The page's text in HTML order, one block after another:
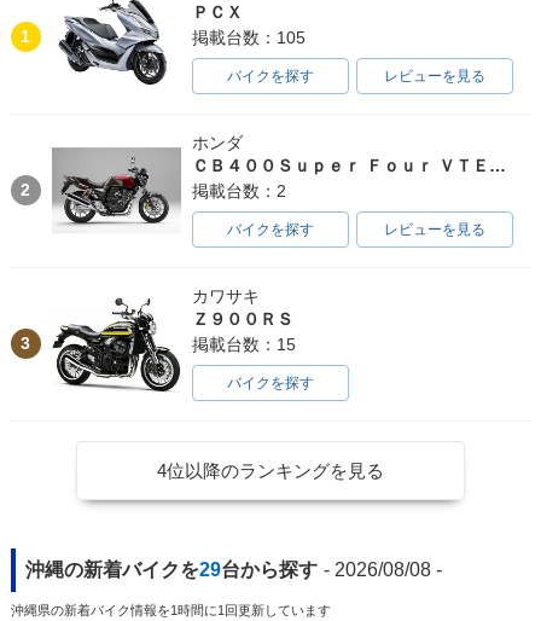
1
ＰＣＸ
掲載台数：105
バイクを探す レビューを見る
2
ホンダ
ＣＢ４００Ｓｕｐｅｒ Ｆｏｕｒ ＶＴＥＣ ＳＰＥＣ３
掲載台数：2
バイクを探す レビューを見る
3
カワサキ
Ｚ９００ＲＳ
掲載台数：15
バイクを探す
4位以降のランキングを見る
沖縄の新着バイクを29台から探す - 2026/08/08 -
沖縄県の新着バイク情報を1時間に1回更新しています